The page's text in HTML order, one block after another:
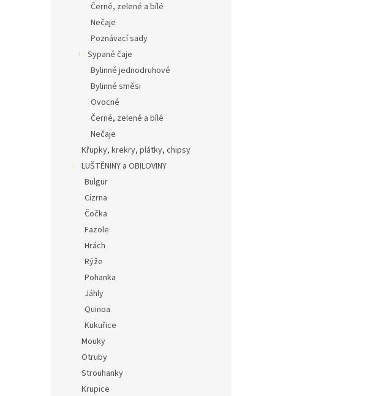
Černé, zelené a bílé
Nečaje
Poznávací sady
Sypané čaje
Bylinné jednodruhové
Bylinné směsi
Ovocné
Černé, zelené a bílé
Nečaje
Křupky, krekry, plátky, chipsy
LUŠTĚNINY a OBILOVINY
Bulgur
Cizrna
Čočka
Fazole
Hrách
Rýže
Pohanka
Jáhly
Quinoa
Kukuřice
Mouky
Otruby
Strouhanky
Krupice